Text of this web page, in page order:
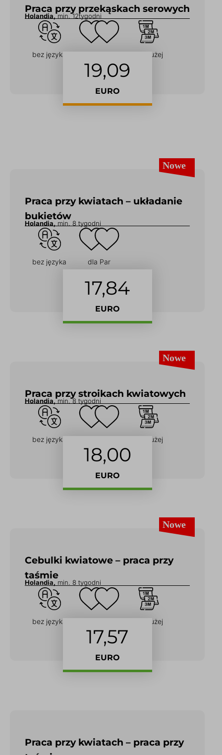
Praca przy przekąskach serowych
Holandia,min. 12tygodni
bez języka na dłużej
19,09
EURO
Praca przy kwiatach – układanie
bukietów
Holandia, min. 8 tygodni
bez języka dla Par
17,84
EURO
Praca przy stroikach kwiatowych
Holandia,min. 8 tygodni
bez języka na dłużej
18,00
EURO
Cebulki kwiatowe – praca przy
taśmie
Holandia, min. 8 tygodni
bez języka na dłużej
17,57
EURO
Praca przy kwiatach – praca przy